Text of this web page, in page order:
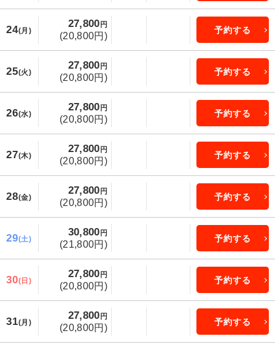
24(月)
27,800 円
(20,800円)
予約する
25(火)
27,800 円
(20,800円)
予約する
26(水)
27,800 円
(20,800円)
予約する
27(木)
27,800 円
(20,800円)
予約する
28(金)
27,800 円
(20,800円)
予約する
29(土)
30,800 円
(21,800円)
予約する
30(日)
27,800 円
(20,800円)
予約する
31(月)
27,800 円
(20,800円)
予約する